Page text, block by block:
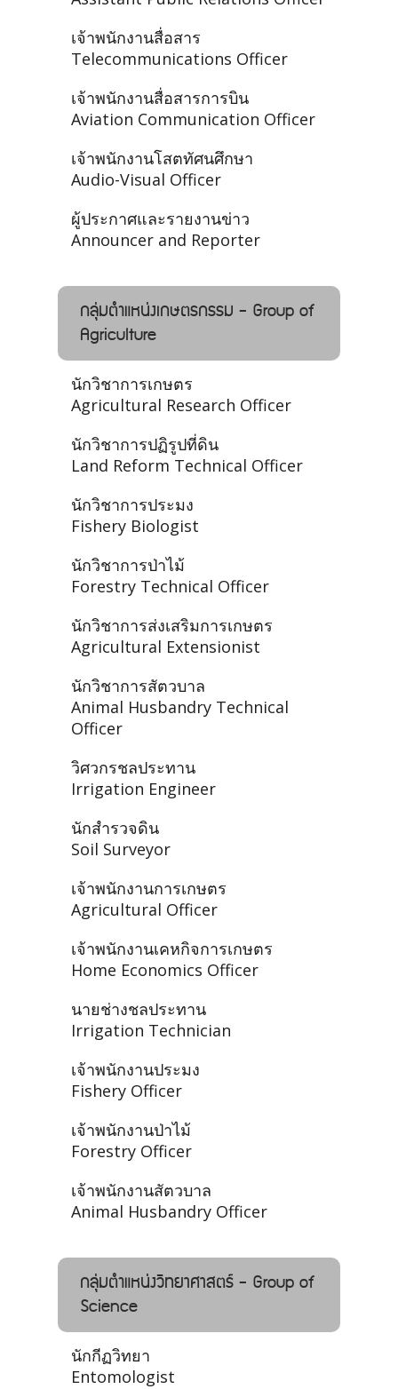
เจ้าพนักงานสื่อสาร
Telecommunications Officer
เจ้าพนักงานสื่อสารการบิน
Aviation Communication Officer
เจ้าพนักงานโสตทัศนศึกษา
Audio-Visual Officer
ผู้ประกาศและรายงานข่าว
Announcer and Reporter
กลุ่มตำแหน่งเกษตรกรรม - Group of
Agriculture
นักวิชาการเกษตร
Agricultural Research Officer
นักวิชาการปฏิรูปที่ดิน
Land Reform Technical Officer
นักวิชาการประมง
Fishery Biologist
นักวิชาการป่าไม้
Forestry Technical Officer
นักวิชาการส่งเสริมการเกษตร
Agricultural Extensionist
นักวิชาการสัตวบาล
Animal Husbandry Technical
Officer
วิศวกรชลประทาน
Irrigation Engineer
นักสำรวจดิน
Soil Surveyor
เจ้าพนักงานการเกษตร
Agricultural Officer
เจ้าพนักงานเคหกิจการเกษตร
Home Economics Officer
นายช่างชลประทาน
Irrigation Technician
เจ้าพนักงานประมง
Fishery Officer
เจ้าพนักงานป่าไม้
Forestry Officer
เจ้าพนักงานสัตวบาล
Animal Husbandry Officer
กลุ่มตำแหน่งวิทยาศาสตร์ - Group of
Science
นักกีฏวิทยา
Entomologist